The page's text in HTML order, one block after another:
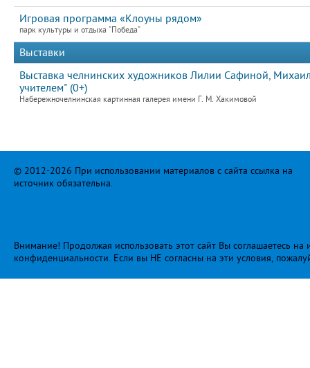
Игровая программа «Клоуны рядом»
парк культуры и отдыха "Победа"
Выставки
Выставка челнинских художников Лилии Сафиной,
учителем" (0+)
Набережночелнинская картинная галерея имени Г. М. Хакимовой
© 2012-2026 При использовании материалов с сайта ссылка на
источник обязательна.
Внимание! Продолжая использовать этот сайт Вы соглашаетесь
конфиденциальности. Если вы НЕ согласны на эти условия,